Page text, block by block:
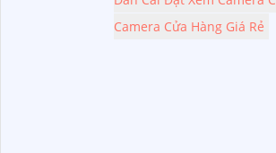
Camera Cửa Hàng Giá Rẻ